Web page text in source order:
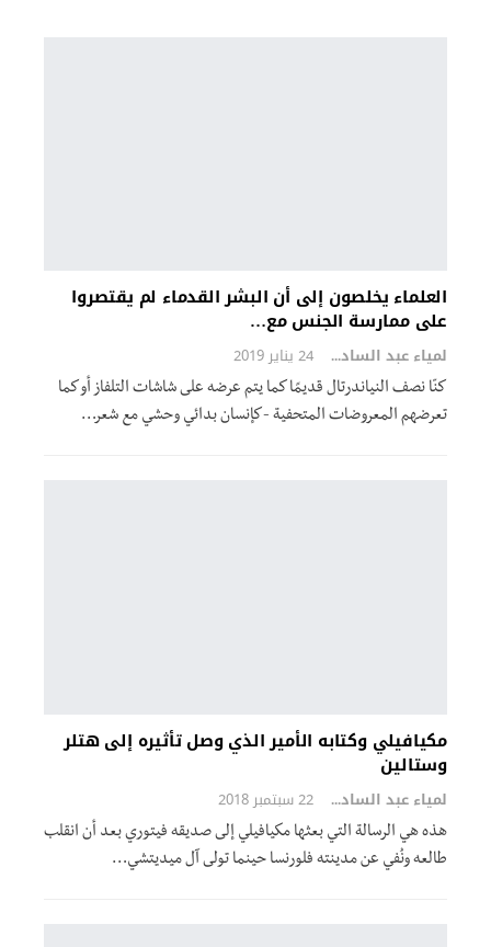
العلماء يخلصون إلى أن البشر القدماء لم يقتصروا
على ممارسة الجنس مع…
لمياء عبد السادة 24 يناير 2019
كنّا نصف النياندرتال قديمًا كما يتم عرضه على شاشات التلفاز أو كما
تعرضهم المعروضات المتحفية -كإنسان بدائي وحشي مع شعر…
مكيافيلي وكتابه الأمير الذي وصل تأثيره إلى هتلر
وستالين
لمياء عبد السادة 22 سبتمبر 2018
هذه هي الرسالة التي بعثها مكيافيلي إلى صديقه فيتوري بعد أن انقلب
طالعه ونُفي عن مدينته فلورنسا حينما تولى آل ميديتشي…